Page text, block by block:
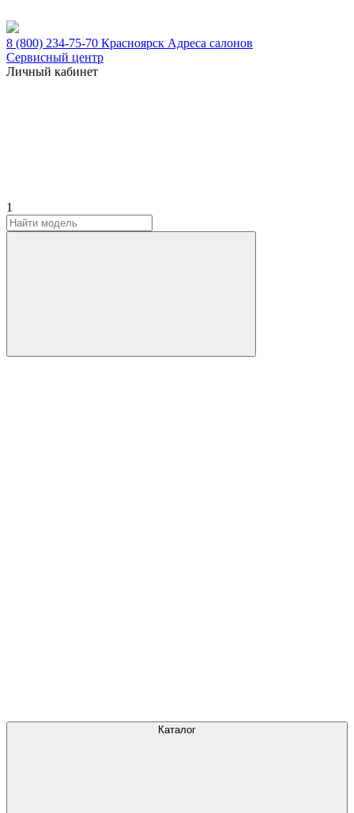
8 (800) 234-75-70 Красноярск Адреса салонов
Сервисный центр
Личный кабинет
1
Каталог